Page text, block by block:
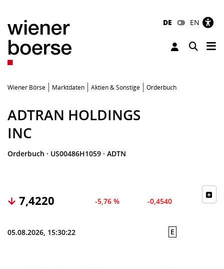
DE EN
Toggle
Wiener Börse Marktdaten Aktien & Sonstige Orderbuch
ADTRAN HOLDINGS
INC
Orderbuch · US00486H1059 · ADTN
7,4220 -5,76 % -0,4540
05.08.2026, 15:30:22 E